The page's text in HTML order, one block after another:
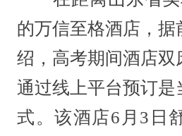
的万信至格酒店，据
绍，高考期间酒店双
通过线上平台预订是
式。该酒店6月3日